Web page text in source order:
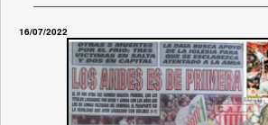
16/07/2022